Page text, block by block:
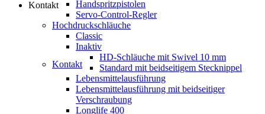
Kontakt
Kontakt
Handspritzpistolen
Servo-Control-Regler
Hochdruckschläuche
Classic
Inaktiv
HD-Schläuche mit Swivel 10 mm
Standard mit beidseitigem Stecknippel
Lebensmittelausführung
Lebensmittelausführung mit beidseitiger
Verschraubung
Longlife 400